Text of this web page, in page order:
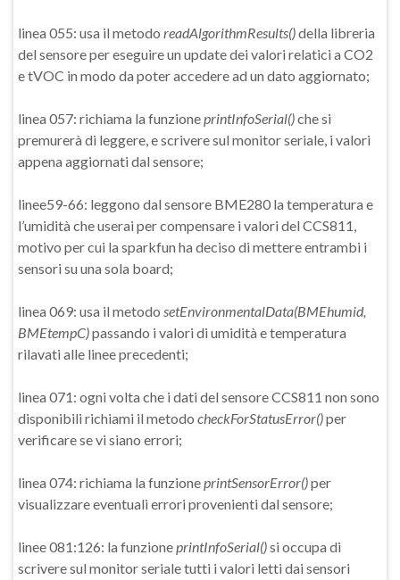
linea 055: usa il metodo readAlgorithmResults()della libreria
del sensore per eseguire un update dei valori relatici a CO2
e tVOC in modo da poter accedere ad un dato aggiornato;
linea 057: richiama la funzioneprintInfoSerial()che si
premurerà di leggere, e scrivere sul monitor seriale, i valori
appena aggiornati dal sensore;
linee59-66: leggono dal sensore BME280 la temperatura e
l’umidità che userai per compensare i valori del CCS811,
motivo per cui la sparkfun ha deciso di mettere entrambi i
sensori su una sola board;
linea 069: usa il metodo setEnvironmentalData(BMEhumid,
BMEtempC)passando i valori di umidità e temperatura
rilavati alle linee precedenti;
linea 071: ogni volta che i dati del sensore CCS811 non sono
disponibili richiami il metodo checkForStatusError()per
verificare se vi siano errori;
linea 074: richiama la funzioneprintSensorError()per
visualizzare eventuali errori provenienti dal sensore;
linee 081:126: la funzioneprintInfoSerial()si occupa di
scrivere sul monitor seriale tutti i valori letti dai sensori